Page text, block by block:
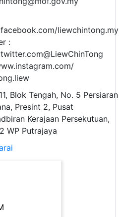
liewchintong.my
:
Blok Tengah, No. 5 Persiaran
Presint 2, Pusat
Kerajaan Persekutuan,
WP Putrajaya